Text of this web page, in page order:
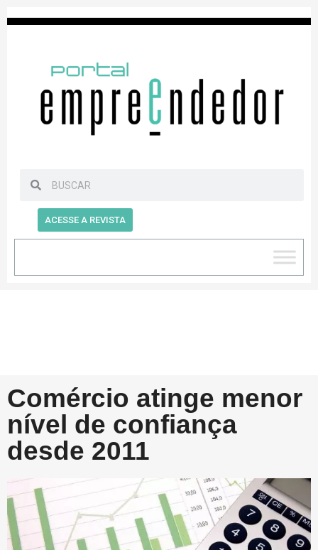
ACESSE A REVISTA
Comércio atinge menor
nível de confiança
desde 2011